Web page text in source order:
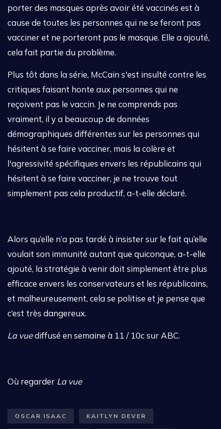
porter des masques après avoir été vaccinés est à
cause de toutes les personnes qui ne se feront pas
vacciner et ne porteront pas le masque. Elle a ajouté,
cela fait partie du problème.
Plus tôt dans la série, McCain s'est insulté contre les
critiques faisant honte aux personnes qui ne
reçoivent pas le vaccin. Je ne comprends pas
vraiment, il y a beaucoup de données
démographiques différentes sur les personnes qui
hésitent à se faire vacciner, mais la colère et
l'agressivité spécifiques envers les républicains qui
hésitent à se faire vacciner, je ne trouve tout
simplement pas cela productif, a-t-elle déclaré.
Alors qu’elle n’a pas tardé à insister sur le fait qu’elle
voulait son immunité autant que quiconque, a-t-elle
ajouté, la stratégie à venir doit simplement être plus
efficace envers les conservateurs et les républicains,
et malheureusement, cela se politise et je pense que
c’est très dangereux.
La vuediffusé en semaine à 11 / 10c sur ABC.
Où regarder La vue
OSCAR ISAAC KAITLYN DEVER